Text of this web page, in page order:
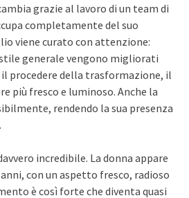
grazie al lavoro di un team di
completamente del suo
viene curato con attenzione:
generale vengono migliorati
il procedere della trasformazione, il
più fresco e luminoso. Anche la
rendendo la sua presenza
incredibile. La donna appare
con un aspetto fresco, radioso
è così forte che diventa quasi